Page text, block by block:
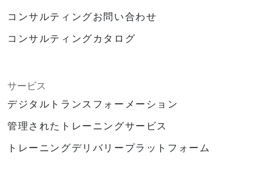
コンサルティングお問い合わせ
コンサルティングカタログ
サービス
デジタルトランスフォーメーション
管理されたトレーニングサービス
トレーニングデリバリープラットフォーム